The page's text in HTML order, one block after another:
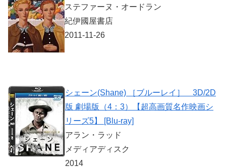
ステファーヌ・オードラン
紀伊國屋書店
2011-11-26
シェーン(Shane) ［ブルーレイ］ 3D/2D
版 劇場版（4：3）【超高画質名作映画シ
リーズ5】 [Blu-ray]
アラン・ラッド
メディアディスク
2014